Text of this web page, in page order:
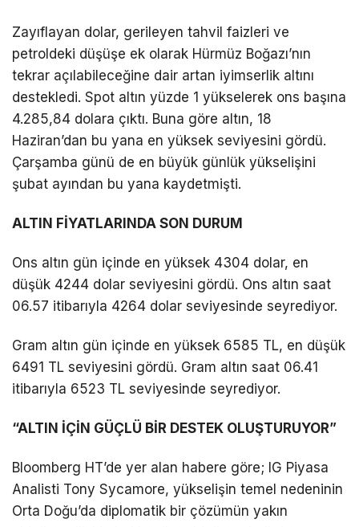
Zayıflayan dolar, gerileyen tahvil faizleri ve
petroldeki düşüşe ek olarak Hürmüz Boğazı’nın
tekrar açılabileceğine dair artan iyimserlik altını
destekledi. Spot altın yüzde 1 yükselerek ons başına
4.285,84 dolara çıktı. Buna göre altın, 18
Haziran’dan bu yana en yüksek seviyesini gördü.
Çarşamba günü de en büyük günlük yükselişini
şubat ayından bu yana kaydetmişti.
ALTIN FİYATLARINDA SON DURUM
Ons altın gün içinde en yüksek 4304 dolar, en
düşük 4244 dolar seviyesini gördü. Ons altın saat
06.57 itibarıyla 4264 dolar seviyesinde seyrediyor.
Gram altın gün içinde en yüksek 6585 TL, en düşük
6491 TL seviyesini gördü. Gram altın saat 06.41
itibarıyla 6523 TL seviyesinde seyrediyor.
“ALTIN İÇİN GÜÇLÜ BİR DESTEK OLUŞTURUYOR”
Bloomberg HT’de yer alan habere göre; IG Piyasa
Analisti Tony Sycamore, yükselişin temel nedeninin
Orta Doğu’da diplomatik bir çözümün yakın